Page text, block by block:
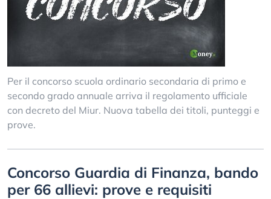
Per il concorso scuola ordinario secondaria di primo e
secondo grado annuale arriva il regolamento ufficiale
con decreto del Miur. Nuova tabella dei titoli, punteggi e
prove.
Concorso Guardia di Finanza, bando
per 66 allievi: prove e requisiti